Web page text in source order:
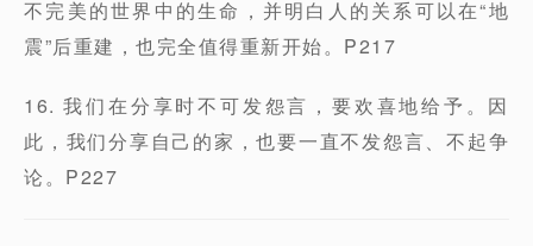
不完美的世界中的生命，并明白人的关系可以在“地
震”后重建，也完全值得重新开始。P217
16. 我们在分享时不可发怨言，要欢喜地给予。因
此，我们分享自己的家，也要一直不发怨言、不起争
论。P227